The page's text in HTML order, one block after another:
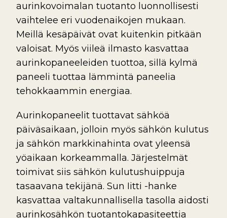
aurinkovoimalan tuotanto luonnollisesti
vaihtelee eri vuodenaikojen mukaan.
Meillä kesäpäivät ovat kuitenkin pitkään
valoisat. Myös viileä ilmasto kasvattaa
aurinkopaneeleiden tuottoa, sillä kylmä
paneeli tuottaa lämmintä paneelia
tehokkaammin energiaa.
Aurinkopaneelit tuottavat sähköä
päiväsaikaan, jolloin myös sähkön kulutus
ja sähkön markkinahinta ovat yleensä
yöaikaan korkeammalla. Järjestelmät
toimivat siis sähkön kulutushuippuja
tasaavana tekijänä. Sun Iitti -hanke
kasvattaa valtakunnallisella tasolla aidosti
aurinkosähkön tuotantokapasiteettia